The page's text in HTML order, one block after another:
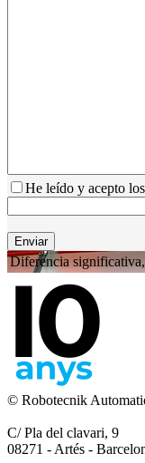
He leído y acepto los
Diferencia
© Robotecnik
C/ Pla del clavari, 9
08271 - Artés -